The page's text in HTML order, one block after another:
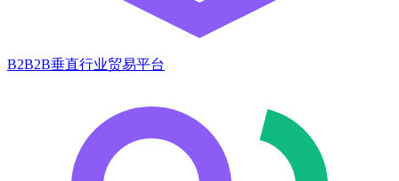
B2B2B垂直行业贸易平台